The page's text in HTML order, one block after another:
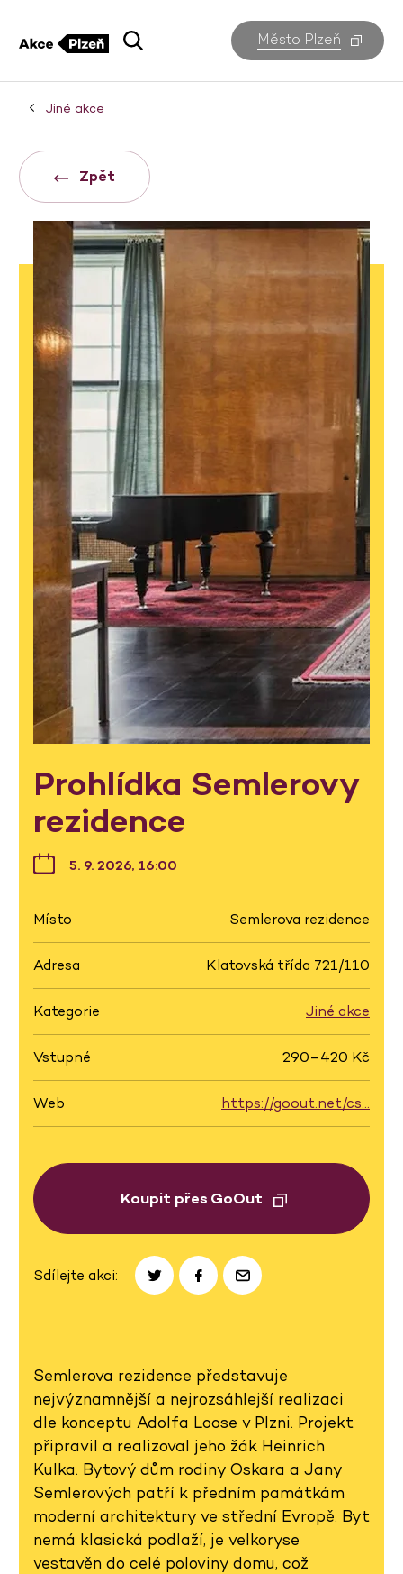
Město Plzeň
Jiné akce
Zpět
Prohlídka Semlerovy
rezidence
5. 9. 2026, 16:00
Místo Semlerova rezidence
Adresa Klatovská třída 721/110
Kategorie Jiné akce
Vstupné 290–420 Kč
Web https://goout.net/cs…
Koupit přes GoOut
Sdílejte akci:
Semlerova rezidence představuje
nejvýznamnější a nejrozsáhlejší realizaci
dle konceptu Adolfa Loose v Plzni. Projekt
připravil a realizoval jeho žák Heinrich
Kulka. Bytový dům rodiny Oskara a Jany
Semlerových patří k předním památkám
moderní architektury ve střední Evropě. Byt
nemá klasická podlaží, je velkoryse
vestavěn do celé poloviny domu, což